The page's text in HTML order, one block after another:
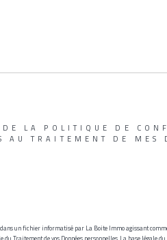
LA POLITIQUE DE
AU TRAITEMENT DE MES
un fichier informatisé par La Boite Immo agissant